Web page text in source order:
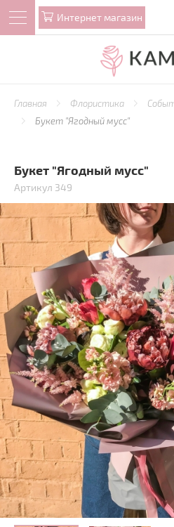
Интернет магазин
Главная Флористика
Букет "Ягодный мусс"
Букет "Ягодный мусс"
Артикул 349